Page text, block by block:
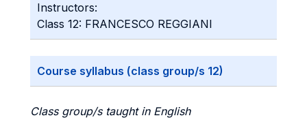
Instructors:
Class 12: FRANCESCO REGGIANI
Course syllabus (class group/s 12)
Class group/s taught in English